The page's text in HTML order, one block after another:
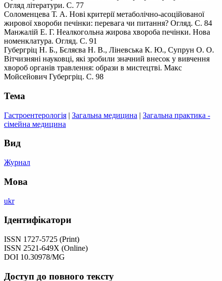
Огляд літератури. С. 77
Соломенцева Т. А. Нові критерії метаболічно-асоційованої
жирової хвороби печінки: перевага чи питання? Огляд. С. 84
Манжалій Е. Г. Неалкогольна жирова хвороба печінки. Нова
номенклатура. Огляд. С. 91
Губергріц Н. Б., Бєляєва Н. В., Ліневська К. Ю., Супрун О. О.
Вітчизняні науковці, які зробили значний внесок у вивчення
хвороб органів травлення: образи в мистецтві. Макс
Мойсейович Губергріц. С. 98
Тема
Гастроентерологія | Загальна медицина | Загальна практика -
сімейна медицина
Вид
Журнал
Мова
ukr
Ідентифікатори
ISSN 1727-5725 (Print)
ISSN 2521-649X (Online)
DOI 10.30978/MG
Доступ до повного тексту